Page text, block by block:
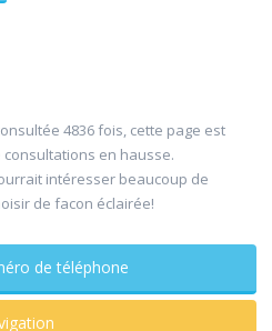
4836 fois, cette page est
en hausse.
intéresser beaucoup de
de facon éclairée!
le numéro de téléphone